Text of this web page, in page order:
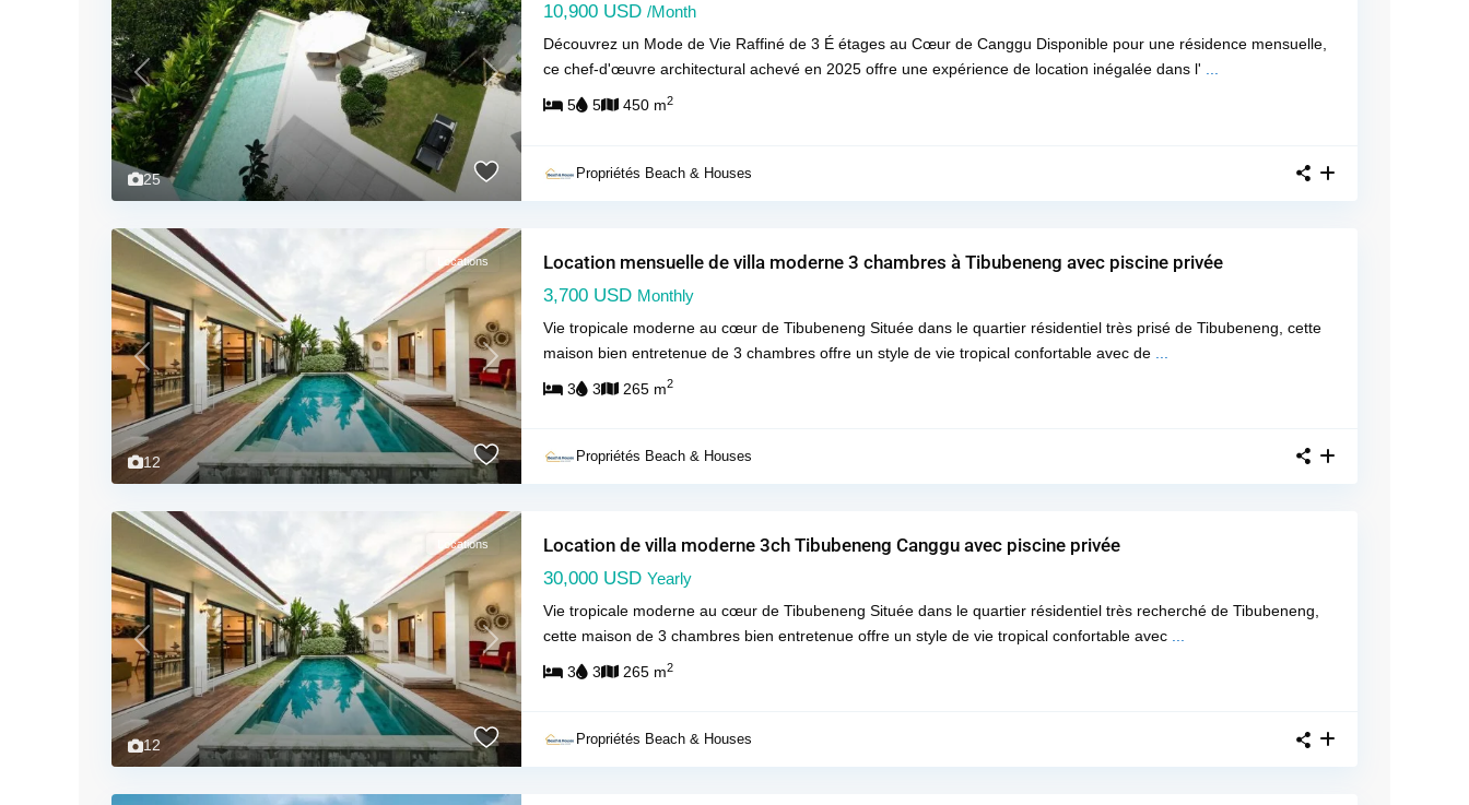
25
Previous Next
10,900 USD /Month
Découvrez un Mode de Vie Raffiné de 3 É étages au Cœur de Canggu Disponible pour une résidence mensuelle,
ce chef-d'œuvre architectural achevé en 2025 offre une expérience de location inégalée dans l' ...
5 5 450 m2
Propriétés Beach & Houses
12
Previous Next
Locations Location mensuelle de villa moderne 3 chambres à Tibubeneng avec piscine privée
3,700 USD Monthly
Vie tropicale moderne au cœur de Tibubeneng Située dans le quartier résidentiel très prisé de Tibubeneng, cette
maison bien entretenue de 3 chambres offre un style de vie tropical confortable avec de
3 3 265 m2
Propriétés Beach & Houses
12
Previous Next
Locations Location de villa moderne 3ch Tibubeneng Canggu avec piscine privée
30,000 USD Yearly
Vie tropicale moderne au cœur de Tibubeneng Située dans le quartier résidentiel très recherché de Tibubeneng,
cette maison de 3 chambres bien entretenue offre un style de vie tropical confortable avec
3 3 265 m2
Propriétés Beach & Houses